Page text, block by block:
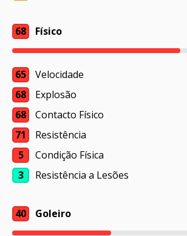
68 Físico
65
Velocidade
68
Explosão
68
Contacto Físico
71
Resistência
5
Condição Física
3
Resistência a Lesões
40 Goleiro